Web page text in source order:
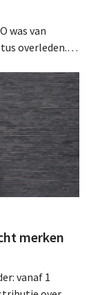
was van
overleden.
en nam
merken
vanaf 1